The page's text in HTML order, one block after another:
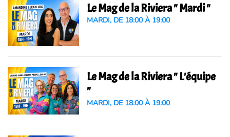
Le Mag de la Riviera " Mardi "
MARDI, DE 18:00 À 19:00
Le Mag de la Riviera " L'équipe
"
MARDI, DE 18:00 À 19:00